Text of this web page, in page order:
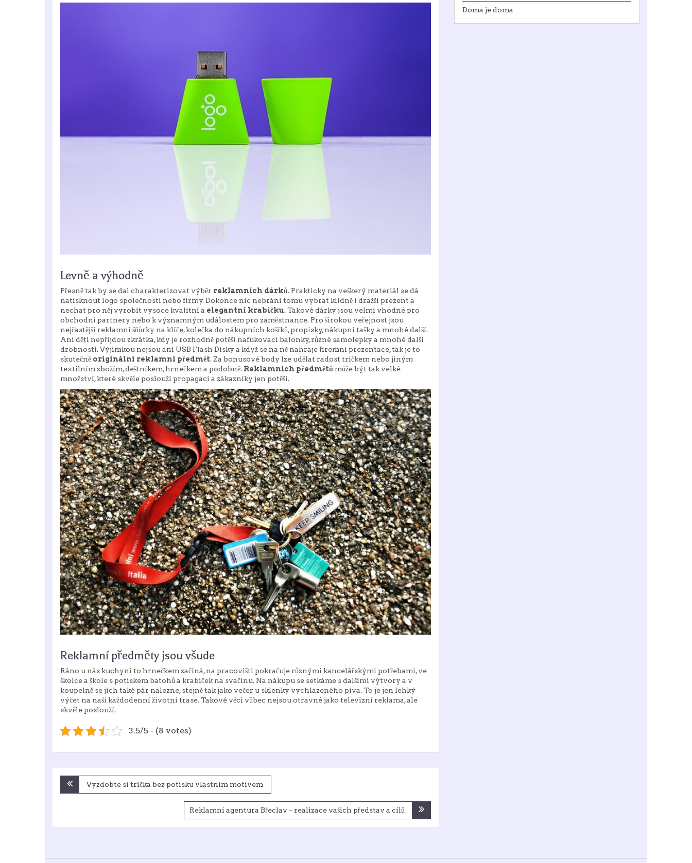
Levně a výhodně
Přesně tak by se dal charakterizovat výběr reklamních dárků. Prakticky na veškerý materiál se dá
natisknout logo společnosti nebo firmy. Dokonce nic nebrání tomu vybrat klidně i dražší prezent a
nechat pro něj vyrobit vysoce kvalitní a elegantní krabičku. Takové dárky jsou velmi vhodné pro
obchodní partnery nebo k významným událostem pro zaměstnance. Pro širokou veřejnost jsou
nejčastější reklamní šňůrky na klíče, kolečka do nákupních košíků, propisky, nákupní tašky a mnohé další.
Ani děti nepřijdou zkrátka, kdy je rozhodně potěší nafukovací balonky, různé samolepky a mnohé další
drobnosti. Výjimkou nejsou ani USB Flash Disky a když se na ně nahraje firemní prezentace, tak je to
skutečně originální reklamní předmět. Za bonusové body lze udělat radost tričkem nebo jiným
textilním zbožím, deštníkem, hrnečkem a podobně. Reklamních předmětů může být tak velké
množství, které skvěle poslouží propagaci a zákazníky jen potěší.
Reklamní předměty jsou všude
Ráno u nás kuchyni to hrnečkem začíná, na pracovišti pokračuje různými kancelářskými potřebami, ve
školce a škole s potiskem batohů a krabiček na svačinu. Na nákupu se setkáme s dalšími výtvory a v
koupelně se jich také pár nalezne, stejně tak jako večer u sklenky vychlazeného piva. To je jen lehký
výčet na naší každodenní životní trase. Takové věci vůbec nejsou otravné jako televizní reklama, ale
skvěle poslouží.
3.5/5 - (8 votes)
NavigaceVyzdobte si trička bez potisku vlastním motivem
Reklamní agentura Břeclav – realizace vašich představ a cílů
Doma je doma